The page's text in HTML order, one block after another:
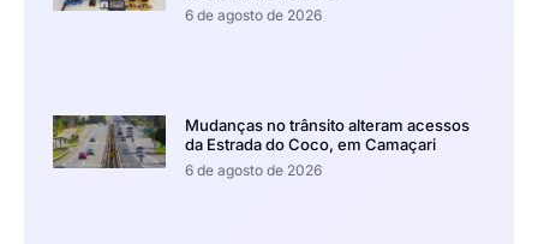
6 de agosto de 2026
Mudanças no trânsito alteram acessos
da Estrada do Coco, em Camaçari
6 de agosto de 2026